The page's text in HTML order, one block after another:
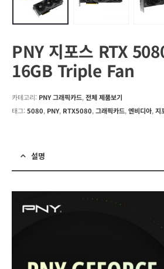
PNY 지포스 RTX
16GB Triple Fan
카테고리: PNY 그래픽카드, 전체 제품보기
태그:5080, PNY, RTX5080,그래픽카드,엔비디아,지
설명